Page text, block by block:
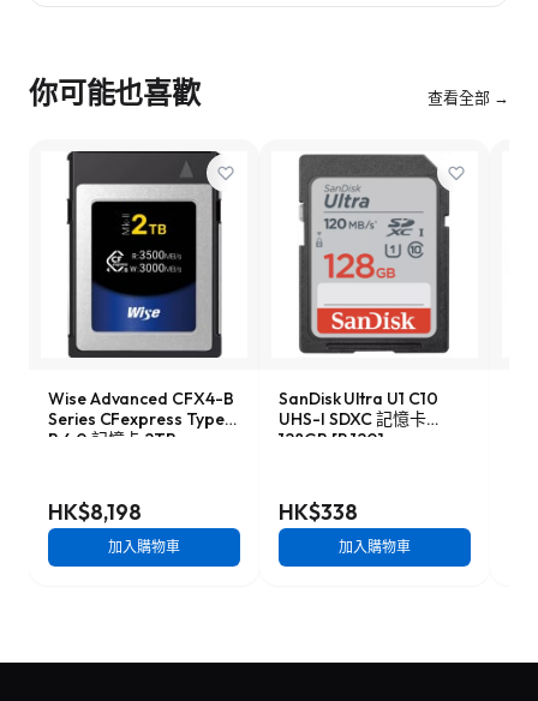
你可能也喜歡 查看全部 →
Wise Advanced CFX4-B
Series CFexpress Type-
B 4.0 記憶卡 2TB
HK$8,198
加入購物車
SanDisk Ultra U1 C10
UHS-I SDXC 記憶卡
128GB [R:120]
HK$338
加入購物車